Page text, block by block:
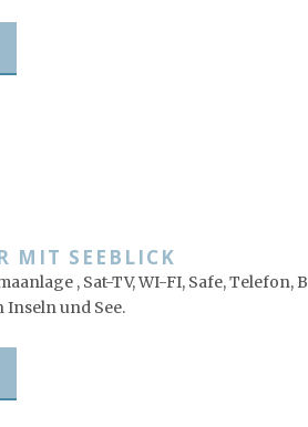
MIT SEEBLICK
, Sat-TV, WI-FI, Safe, Telefon,
und See.